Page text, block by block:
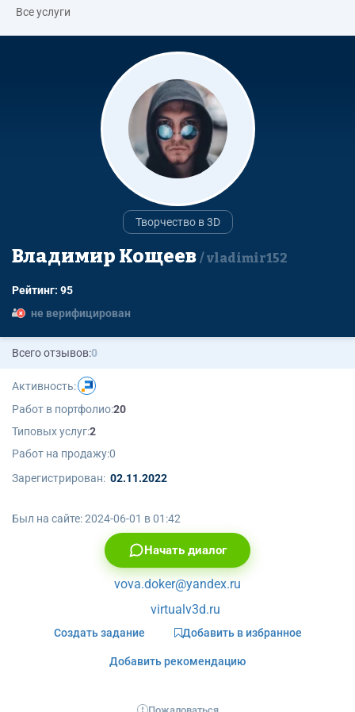
Все услуги
Творчество в 3D
Владимир Кощеев vladimir152
Рейтинг: 95
не верифицирован
Всего отзывов:0
Активность:
Работ в портфолио:20
Типовых услуг:2
Работ на продажу:0
Зарегистрирован: 02.11.2022
Был на сайте:2024-06-01 в 01:42
Начать диалог
vova.doker@yandex.ru
virtualv3d.ru
Создать задание Добавить в избранное
Добавить рекомендацию
Пожаловаться